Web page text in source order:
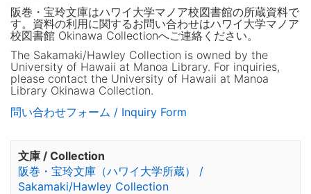
阪巻・宝玲文庫はハワイ大学マノア校図書館の所蔵資料で
す。資料の利用に関するお問い合わせはハワイ大学マノア
校図書館 Okinawa Collectionへご連絡ください。
The Sakamaki/Hawley Collection is owned by the
University of Hawaii at Manoa Library. For inquiries,
please contact the University of Hawaii at Manoa
Library Okinawa Collection.
問い合わせフォーム / Inquiry Form
文庫 / Collection
阪巻・宝玲文庫（ハワイ大学所蔵） /
Sakamaki/Hawley Collection